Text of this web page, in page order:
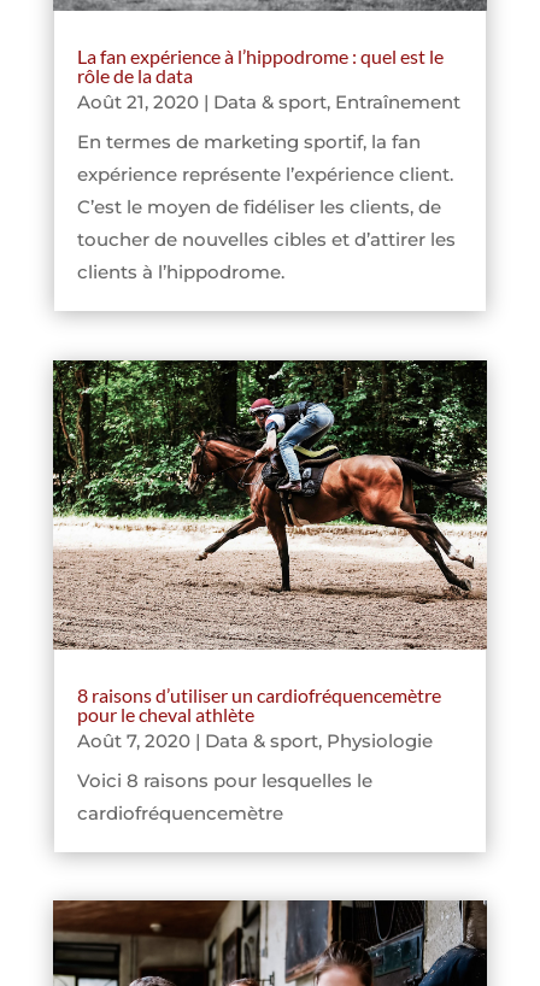
La fan expérience à l’hippodrome : quel est le
rôle de la data
Août 21, 2020| Data & sport, Entraînement
En termes de marketing sportif, la fan
expérience représente l’expérience client.
C’est le moyen de fidéliser les clients, de
toucher de nouvelles cibles et d’attirer les
clients à l’hippodrome.
8 raisons d’utiliser un cardiofréquencemètre
pour le cheval athlète
Août 7, 2020| Data & sport, Physiologie
Voici 8 raisons pour lesquelles le
cardiofréquencemètre